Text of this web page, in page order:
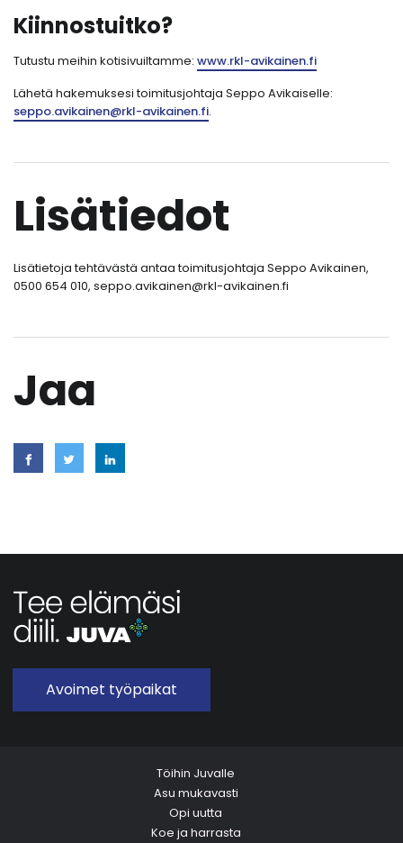
Kiinnostuitko?
Tutustu meihin kotisivuiltamme: www.rkl-avikainen.fi⁠
Lähetä hakemuksesi toimitusjohtaja Seppo Avikaiselle:
seppo.avikainen@rkl-avikainen.fi.
Lisätiedot
Lisätietoja tehtävästä antaa toimitusjohtaja Seppo Avikainen,
0500 654 010, seppo.avikainen@rkl-avikainen.fi
Jaa
Avoimet työpaikat
Töihin Juvalle
Asu mukavasti
Opi uutta
Koe ja harrasta